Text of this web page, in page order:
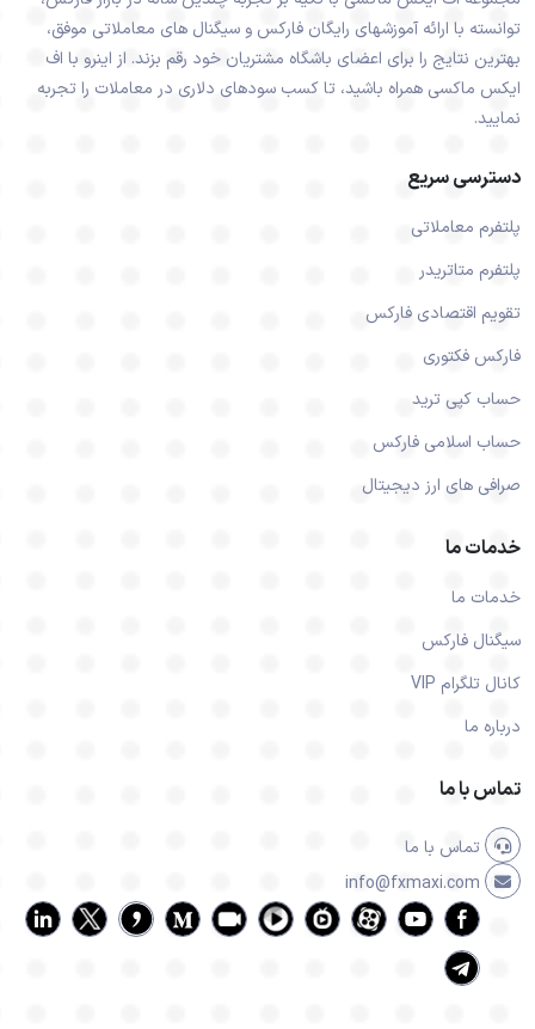
توانسته با ارائه آموزشهای رایگان فارکس و سیگنال های معاملاتی موفق،
بهترین نتایج را برای اعضای باشگاه مشتریان خود رقم بزند. از اینرو با اف
ایکس ماکسی همراه باشید، تا کسب سودهای دلاری در معاملات را تجربه
نمایید.
دسترسی سریع
پلتفرم معاملاتی
پلتفرم متاتریدر
تقویم اقتصادی فارکس
فارکس فکتوری
حساب کپی ترید
حساب اسلامی فارکس
صرافی های ارز دیجیتال
خدمات ما
خدمات ما
سیگنال فارکس
کانال تلگرام VIP
درباره ما
تماس با ما
تماس با ما